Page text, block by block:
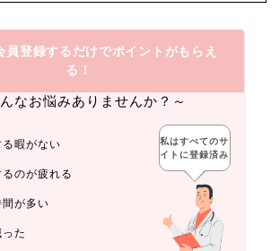
員登録するだけでポイントがもらえ
る！
なお悩みありませんか？～
暇がない
のが疲れる
間が多い
た
私はすべてのサ
イトに登録済み